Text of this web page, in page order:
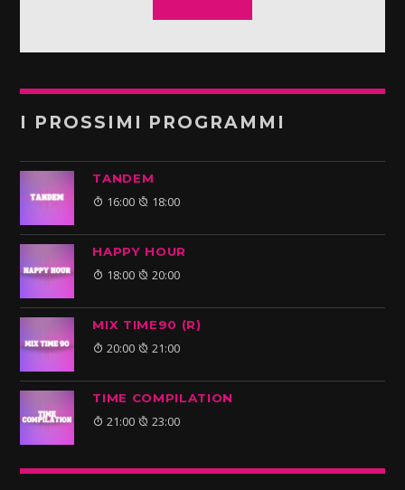
I PROSSIMI PROGRAMMI
TANDEM
16:00 18:00
HAPPY HOUR
18:00 20:00
MIX TIME90 (R)
20:00 21:00
TIME COMPILATION
21:00 23:00